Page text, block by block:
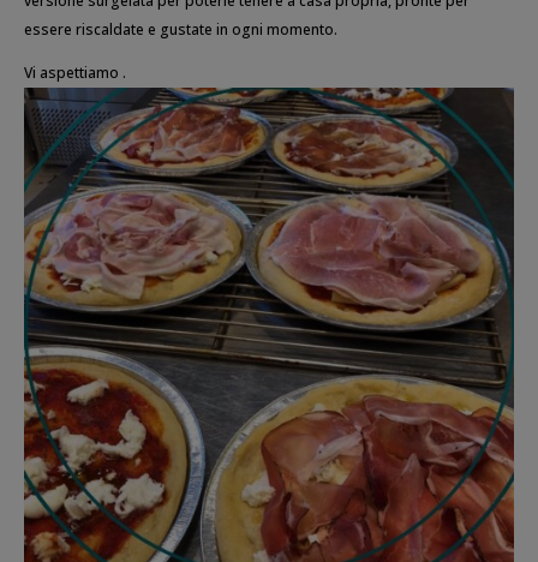
essere riscaldate e gustate in ogni momento.
Vi aspettiamo .